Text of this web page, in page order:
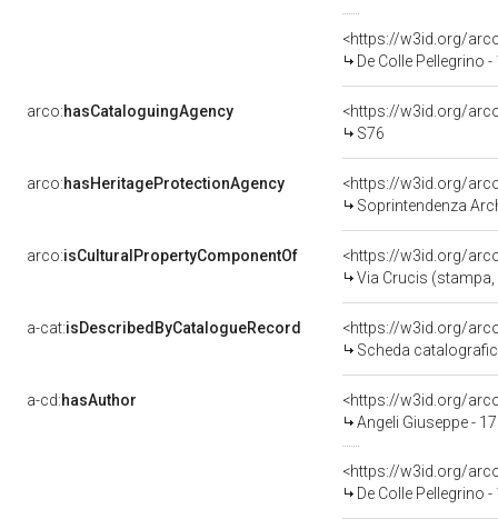
<https://w3id.org/
De Colle Pellegrino
arco:hasCataloguingAgency
<https://w3id.org/
S76
arco:hasHeritageProtectionAgency
<https://w3id.org/
Soprintendenza
arco:isCulturalPropertyComponentOf
<https://w3id.org/
Via Crucis (stampa,
a-cat:isDescribedByCatalogueRecord
<https://w3id.org/
Scheda
a-cd:hasAuthor
<https://w3id.org/
Angeli Giuseppe -
<https://w3id.org/
De Colle Pellegrino